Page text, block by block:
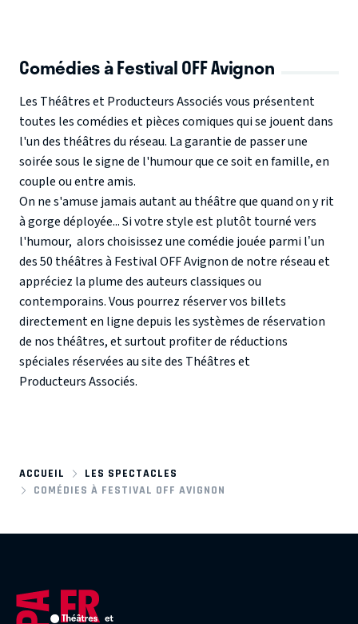
Comédies à Festival OFF Avignon
Les Théâtres et Producteurs Associés vous présentent
toutes les comédies et pièces comiques qui se jouent dans
l'un des théâtres du réseau. La garantie de passer une
soirée sous le signe de l'humour que ce soit en famille, en
couple ou entre amis.
On ne s'amuse jamais autant au théâtre que quand on y rit
à gorge déployée... Si votre style est plutôt tourné vers
l'humour, alors choisissez une comédie jouée parmi l’un
des 50 théâtres à Festival OFF Avignon de notre réseau et
appréciez la plume des auteurs classiques ou
contemporains. Vous pourrez réserver vos billets
directement en ligne depuis les systèmes de réservation
de nos théâtres, et surtout profiter de réductions
spéciales réservées au site des Théâtres et
Producteurs Associés.
ACCUEIL
LES SPECTACLES
COMÉDIES À FESTIVAL OFF AVIGNON